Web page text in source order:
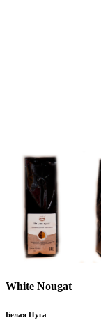
White Nougat
Белая Нуга